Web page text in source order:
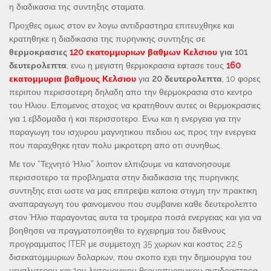
η διαδικασια της συντηξης σταματα.
Προχθες ομως στον εν λογω αντιδραστηρα επιτευχθηκε και
κρατηθηκε η διαδικασια της πυρηνικης συντηξης σε
θερμοκρασιες 120 εκατομμυριων βαθμων Κελσιου για 101
δευτερολεπτα, ενω η μεγιστη θερμοκρασια εφτασε τους 160
εκατομμυρια βαθμους Κελσιου για 20 δευτερολεπτα, 10 φορες
περιπου περισσοτερη δηλαδη απο την θερμοκρασια στο κεντρο
του Ηλιου. Επομενος στοχος να κρατηθουν αυτες οι θερμοκρασιες
για 1 εβδομαδα ή και περισσοτερο. Ενω και η ενεργεια για την
παραγωγη του ισχυρου μαγνητικου πεδιου ως προς την ενεργεια
που παραχθηκε ηταν πολυ μικροτερη απο οτι συνηθως.
Με τον “Τεχνητό Ήλιο” λοιπον ελπιζουμε να κατανοησουμε
περισσοτερο τα προβληματα στην διαδικασια της πυρηνικης
συντηξης ετσι ωστε να μας επιτρεψει καποια στιγμη την πρακτικη
αναπαραγωγη του φαινομενου που συμβαινει καθε δευτερολεπτο
στον Ήλιο παραγοντας αυτα τα τρομερα ποσά ενεργειας και για να
βοηθησει να πραγματοποιηθει το εγχειρημα του διεθνους
προγραμματος ITER με συμμετοχη 35 χωρων και κοστος 22.5
δισεκατομμυριων δολαριων, που σκοπο εχει την δημιουργια του